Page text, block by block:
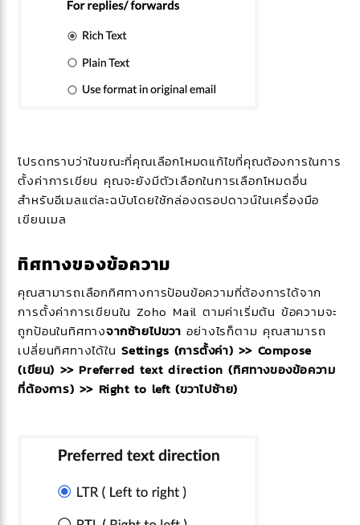
โปรดทราบว่าในขณะที่คุณเลือกโหมดแก้ไขที่คุณต้องการในการ
ตั้งค่าการเขียน คุณจะยังมีตัวเลือกในการเลือกโหมดอื่น
สำหรับอีเมลแต่ละฉบับโดยใช้กล่องดรอปดาวน์ในเครื่องมือ
เขียนเมล
ทิศทางของข้อความ
คุณสามารถเลือกทิศทางการป้อนข้อความที่ต้องการได้จาก
การตั้งค่าการเขียนใน Zoho Mail ตามค่าเริ่มต้น ข้อความจะ
ถูกป้อนในทิศทางจากซ้ายไปขวา อย่างไรก็ตาม คุณสามารถ
เปลี่ยนทิศทางได้ในSettings (การตั้งค่า) >> Compose
(เขียน) >> Preferred text direction (ทิศทางของข้อความ
ที่ต้องการ) >> Right to left (ขวาไปซ้าย)